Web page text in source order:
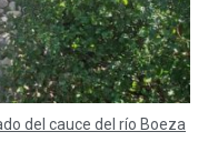
del cauce del río Boeza